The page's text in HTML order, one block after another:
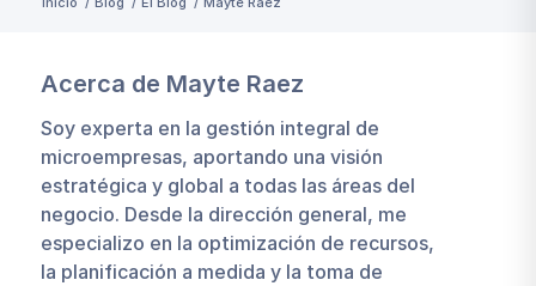
Acerca de Mayte Raez
Soy experta en la gestión integral de
microempresas, aportando una visión
estratégica y global a todas las áreas del
negocio. Desde la dirección general, me
especializo en la optimización de recursos,
la planificación a medida y la toma de